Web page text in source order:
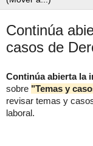
Continúa
casos de
Continúa abierta la
sobre "Temas y
revisar temas y
laboral.